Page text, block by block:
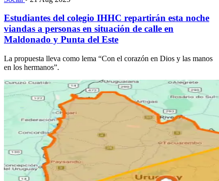
Estudiantes del colegio IHHC repartirán esta noche
viandas a personas en situación de calle en
Maldonado y Punta del Este
La propuesta lleva como lema “Con el corazón en Dios y las manos
en los hermanos”.